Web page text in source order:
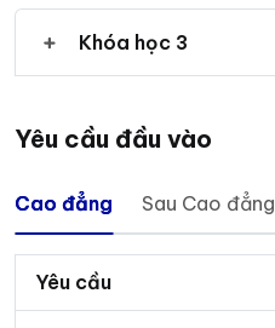
Khóa học 3
Yêu cầu đầu vào
Cao đẳng Sau Cao đẳng
Yêu cầu